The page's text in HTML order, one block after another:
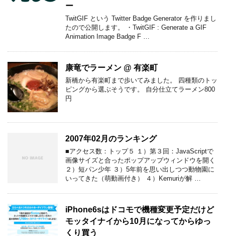
ー
TwitGIF という Twitter Badge Generator を作りまし
たので公開します。 ・TwitGIF : Generate a GIF
Animation Image Badge F …
康竜でラーメン @ 有楽町
新橋から有楽町まで歩いてみました。 四種類のトッ
ピングから選ぶそうです。 自分仕立てラーメン800
円
2007年02月のランキング
■アクセス数：トップ５ １）第３回：JavaScriptで
画像サイズと合ったポップアップウィンドウを開く
２）短パン少年 ３）5年前を思い出しつつ動物園に
いってきた（萌動画付き） ４）Kemuriが解 …
iPhone6sはドコモで機種変更予定だけど
モッタイナイから10月になってからゆっ
くり買う